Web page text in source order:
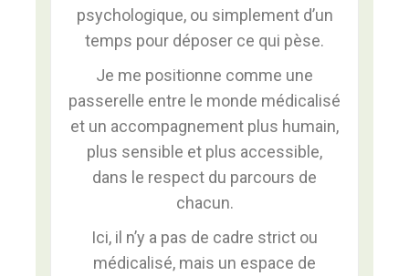
psychologique, ou simplement d’un
temps pour déposer ce qui pèse.
Je me positionne comme une
passerelle entre le monde médicalisé
et un accompagnement plus humain,
plus sensible et plus accessible,
dans le respect du parcours de
chacun.
Ici, il n’y a pas de cadre strict ou
médicalisé, mais un espace de